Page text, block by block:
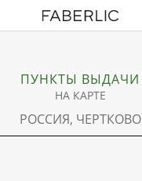
ПУНКТЫ ВЫДАЧИ
НА КАРТЕ
РОССИЯ, ЧЕРТКОВО